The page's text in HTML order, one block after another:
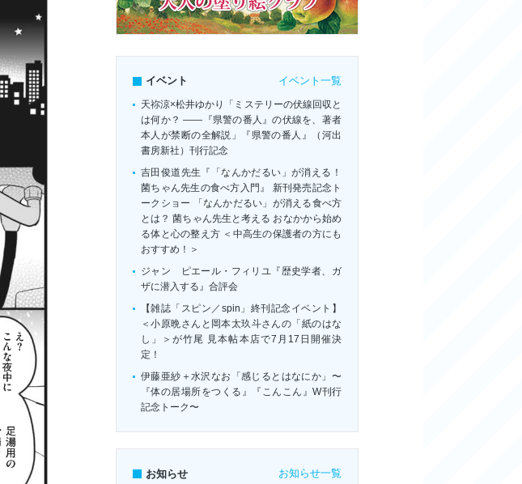
イベント イベント一覧
天祢涼×松井ゆかり「ミステリーの伏線回収と
は何か？ ――『県警の番人』の伏線を、著者
本人が禁断の全解説」『県警の番人』（河出
書房新社）刊行記念
吉田俊道先生『「なんかだるい」が消える！
菌ちゃん先生の食べ方入門』 新刊発売記念ト
ークショー 「なんかだるい」が消える食べ方
とは？ 菌ちゃん先生と考える おなかから始め
る体と心の整え方 ＜中高生の保護者の方にも
おすすめ！＞
ジャン゠ピエール・フィリユ『歴史学者、ガ
ザに潜入する』合評会
【雑誌「スピン／spin」終刊記念イベント】
＜小原晩さんと岡本太玖斗さんの「紙のはな
し」＞が竹尾 見本帖本店で7月17日開催決
定！
伊藤亜紗＋水沢なお「感じるとはなにか」〜
『体の居場所をつくる』『こんこん』W刊行
記念トーク〜
お知らせ お知らせ一覧